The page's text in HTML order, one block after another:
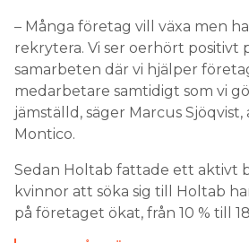
– Många företag vill växa men
rekrytera. Vi ser oerhört positivt
samarbeten där vi hjälper
medarbetare samtidigt som vi
jämställd, säger Marcus
Montico.
Sedan Holtab fattade ett aktivt
kvinnor att söka sig till Holtab
på företaget ökat, från 10 % till